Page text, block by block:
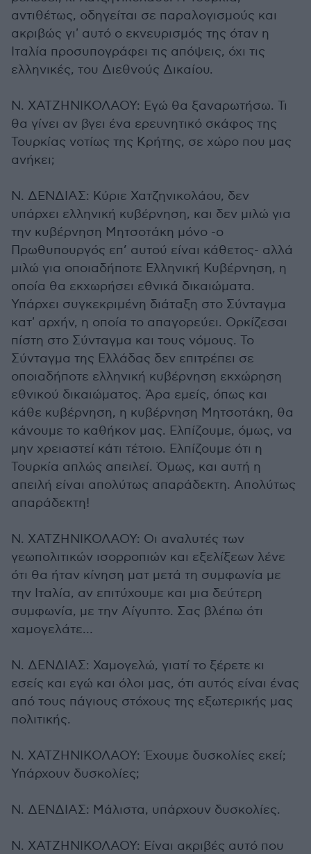
αντιθέτως, οδηγείται σε παραλογισμούς και
ακριβώς γι' αυτό ο εκνευρισμός της όταν η
Ιταλία προσυπογράφει τις απόψεις, όχι τις
ελληνικές, του Διεθνούς Δικαίου.
Ν. ΧΑΤΖΗΝΙΚΟΛΑΟΥ: Εγώ θα ξαναρωτήσω. Τι
θα γίνει αν βγει ένα ερευνητικό σκάφος της
Τουρκίας νοτίως της Κρήτης, σε χώρο που μας
ανήκει;
Ν. ΔΕΝΔΙΑΣ: Κύριε Χατζηνικολάου, δεν
υπάρχει ελληνική κυβέρνηση, και δεν μιλώ για
την κυβέρνηση Μητσοτάκη μόνο -ο
Πρωθυπουργός επ’ αυτού είναι κάθετος- αλλά
μιλώ για οποιαδήποτε Ελληνική Κυβέρνηση, η
οποία θα εκχωρήσει εθνικά δικαιώματα.
Υπάρχει συγκεκριμένη διάταξη στο Σύνταγμα
κατ' αρχήν, η οποία το απαγορεύει. Ορκίζεσαι
πίστη στο Σύνταγμα και τους νόμους. Το
Σύνταγμα της Ελλάδας δεν επιτρέπει σε
οποιαδήποτε ελληνική κυβέρνηση εκχώρηση
εθνικού δικαιώματος. Άρα εμείς, όπως και
κάθε κυβέρνηση, η κυβέρνηση Μητσοτάκη, θα
κάνουμε το καθήκον μας. Ελπίζουμε, όμως, να
μην χρειαστεί κάτι τέτοιο. Ελπίζουμε ότι η
Τουρκία απλώς απειλεί. Όμως, και αυτή η
απειλή είναι απολύτως απαράδεκτη. Απολύτως
απαράδεκτη!
Ν. ΧΑΤΖΗΝΙΚΟΛΑΟΥ: Οι αναλυτές των
γεωπολιτικών ισορροπιών και εξελίξεων λένε
ότι θα ήταν κίνηση ματ μετά τη συμφωνία με
την Ιταλία, αν επιτύχουμε και μια δεύτερη
συμφωνία, με την Αίγυπτο. Σας βλέπω ότι
χαμογελάτε…
Ν. ΔΕΝΔΙΑΣ: Χαμογελώ, γιατί το ξέρετε κι
εσείς και εγώ και όλοι μας, ότι αυτός είναι ένας
από τους πάγιους στόχους της εξωτερικής μας
πολιτικής.
Ν. ΧΑΤΖΗΝΙΚΟΛΑΟΥ: Έχουμε δυσκολίες εκεί;
Υπάρχουν δυσκολίες;
Ν. ΔΕΝΔΙΑΣ: Μάλιστα, υπάρχουν δυσκολίες.
Ν. ΧΑΤΖΗΝΙΚΟΛΑΟΥ: Είναι ακριβές αυτό που